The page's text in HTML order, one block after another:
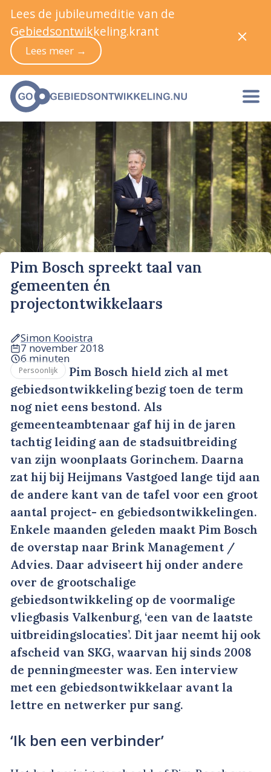
Pim Bosch spreekt taal van
gemeenten én
projectontwikkelaars
Simon Kooistra
7 november 2018
6 minuten
Persoonlijk
Pim Bosch hield zich al met
gebiedsontwikkeling bezig toen de term
nog niet eens bestond. Als
gemeenteambtenaar gaf hij in de jaren
tachtig leiding aan de stadsuitbreiding
van zijn woonplaats Gorinchem. Daarna
zat hij bij Heijmans Vastgoed lange tijd aan
de andere kant van de tafel voor een groot
aantal project- en gebiedsontwikkelingen.
Enkele maanden geleden maakt Pim Bosch
de overstap naar Brink Management /
Advies. Daar adviseert hij onder andere
over de grootschalige
gebiedsontwikkeling op de voormalige
vliegbasis Valkenburg, ‘een van de laatste
uitbreidingslocaties’. Dit jaar neemt hij ook
afscheid van SKG, waarvan hij sinds 2008
de penningmeester was. Een interview
met een gebiedsontwikkelaar avant la
lettre en netwerker pur sang.
‘Ik ben een verbinder’
Lees de jubileumeditie van de
Gebiedsontwikkeling.krant
Lees meer →